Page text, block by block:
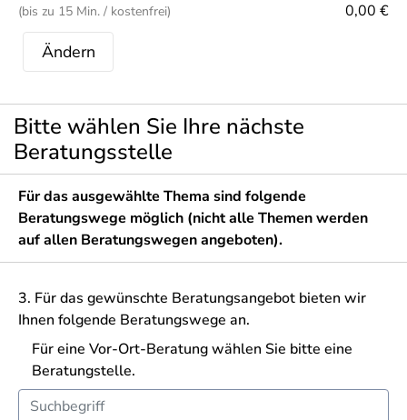
(bis zu 15 Min. / kostenfrei) 0,00 €
Ändern
Bitte wählen Sie Ihre nächste
Beratungsstelle
Für das ausgewählte Thema sind folgende
Beratungswege möglich (nicht alle Themen werden
auf allen Beratungswegen angeboten).
3. Für das gewünschte Beratungsangebot bieten wir
Ihnen folgende Beratungswege an.
Für eine Vor-Ort-Beratung wählen Sie bitte eine
Beratungstelle.